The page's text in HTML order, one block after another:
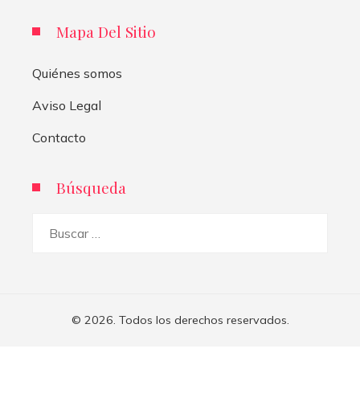
Mapa Del Sitio
Quiénes somos
Aviso Legal
Contacto
Búsqueda
© 2026. Todos los derechos reservados.